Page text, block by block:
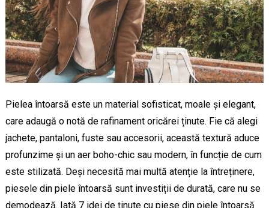
Pielea întoarsă este un material sofisticat, moale și elegant,
care adaugă o notă de rafinament oricărei ținute. Fie că alegi
jachete, pantaloni, fuste sau accesorii, această textură aduce
profunzime și un aer boho-chic sau modern, în funcție de cum
este stilizată. Deși necesită mai multă atenție la întreținere,
piesele din piele întoarsă sunt investiții de durată, care nu se
demodează. Iată 7 idei de ținute cu piese din piele întoarsă